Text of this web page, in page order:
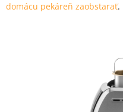
domácu pekáreň zaobstarať.